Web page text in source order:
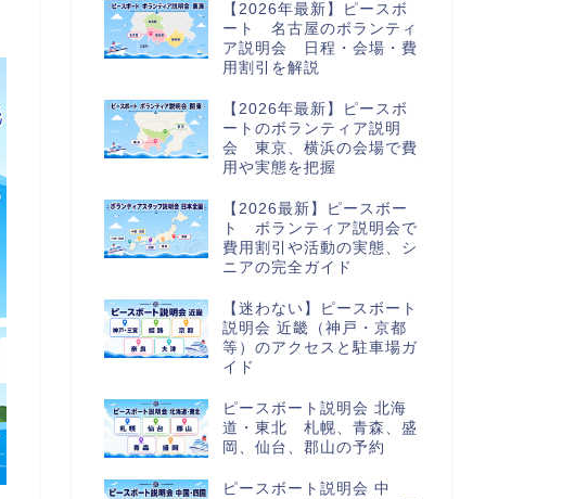
【2026年最新】ピースボ
ート 名古屋のボランティ
ア説明会 日程・会場・費
用割引を解説
【2026年最新】ピースボ
ートのボランティア説明
会 東京、横浜の会場で費
用や実態を把握
【2026最新】ピースボー
ト ボランティア説明会で
費用割引や活動の実態、シ
ニアの完全ガイド
【迷わない】ピースボート
説明会 近畿（神戸・京都
等）のアクセスと駐車場ガ
イド
ピースボート説明会 北海
道・東北 札幌、青森、盛
岡、仙台、郡山の予約
ピースボート説明会 中